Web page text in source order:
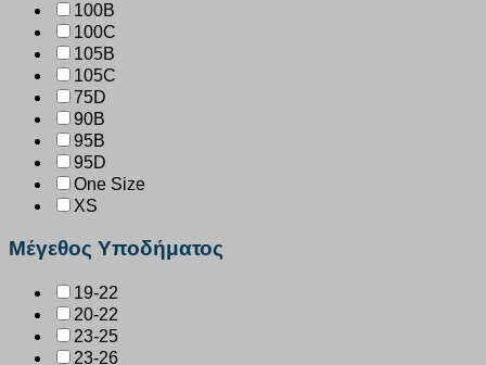
100B
100C
105B
105C
75D
90B
95B
95D
One Size
XS
Μέγεθος Υποδήματος
19-22
20-22
23-25
23-26